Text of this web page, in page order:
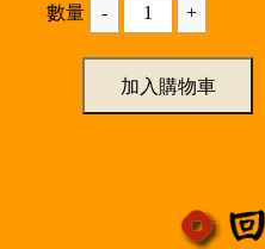
數量